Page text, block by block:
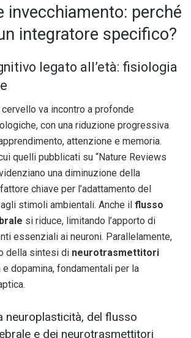
invecchiamento: perché
integratore specifico?
legato all’età: fisiologia
va incontro a profonde
con una riduzione progressiva
attenzione e memoria.
quelli pubblicati su “Nature Reviews
una diminuzione della
chiave per l’adattamento del
stimoli ambientali. Anche il flusso
si riduce, limitando l’apporto di
essenziali ai neuroni. Parallelamente,
della sintesi di neurotrasmettitori
dopamina, fondamentali per la
neuroplasticità, del flusso
e dei neurotrasmettitori